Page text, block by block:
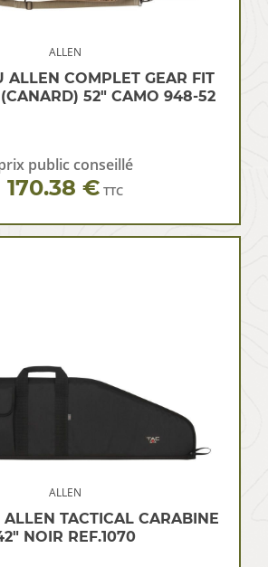
ALLEN
ALLEN COMPLET GEAR FIT
52″ CAMO 948-52
public conseillé
170.38 € TTC
ALLEN
ALLEN TACTICAL CARABINE
NOIR REF.1070